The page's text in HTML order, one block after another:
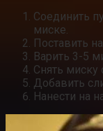
Соединить
миске.
Поставить
Варить 3-5
Снять миску
Добавить
Нанести на